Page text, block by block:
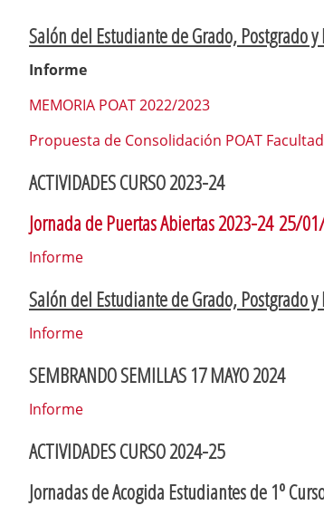
Salón del Estudiante de Grado, Postgrado
Informe
MEMORIA POAT 2022/2023
Propuesta de Consolidación POAT
ACTIVIDADES CURSO 2023-24
Jornada de Puertas Abiertas 2023-2425/
Informe
Salón del Estudiante de Grado, Postgrado
Informe
SEMBRANDO SEMILLAS 17 MAYO 2024
Informe
ACTIVIDADES CURSO 2024-25
Jornadas de Acogida Estudiantes de 1º